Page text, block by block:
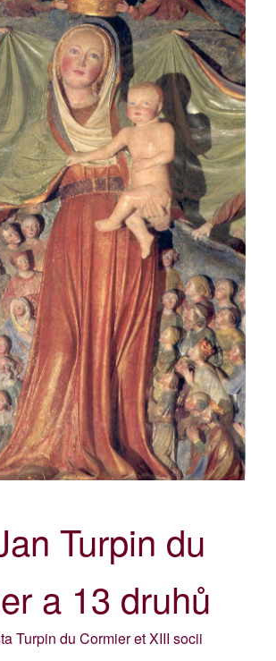
Turpin du
a 13 druhů
Turpin du Cormier et XIII socii